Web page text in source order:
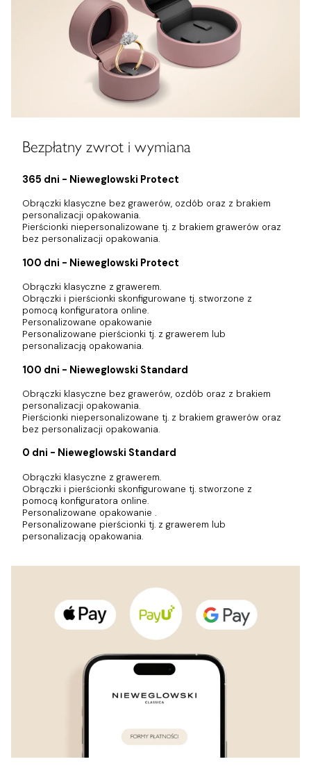
Bezpłatny zwrot i wymiana
365 dni - Nieweglowski Protect
Obrączki klasyczne bez grawerów, ozdób oraz z brakiem
personalizacji opakowania.
Pierścionki niepersonalizowane tj. z brakiem grawerów oraz
bez personalizacji opakowania.
100 dni - Nieweglowski Protect
Obrączki klasyczne z grawerem.
Obrączki i pierścionki skonfigurowane tj. stworzone z
pomocą konfiguratora online.
Personalizowane opakowanie
Personalizowane pierścionki tj. z grawerem lub
personalizacją opakowania.
100 dni - Nieweglowski Standard
Obrączki klasyczne bez grawerów, ozdób oraz z brakiem
personalizacji opakowania.
Pierścionki niepersonalizowane tj. z brakiem grawerów oraz
bez personalizacji opakowania.
0 dni - Nieweglowski Standard
Obrączki klasyczne z grawerem.
Obrączki i pierścionki skonfigurowane tj. stworzone z
pomocą konfiguratora online.
Personalizowane opakowanie .
Personalizowane pierścionki tj. z grawerem lub
personalizacją opakowania.